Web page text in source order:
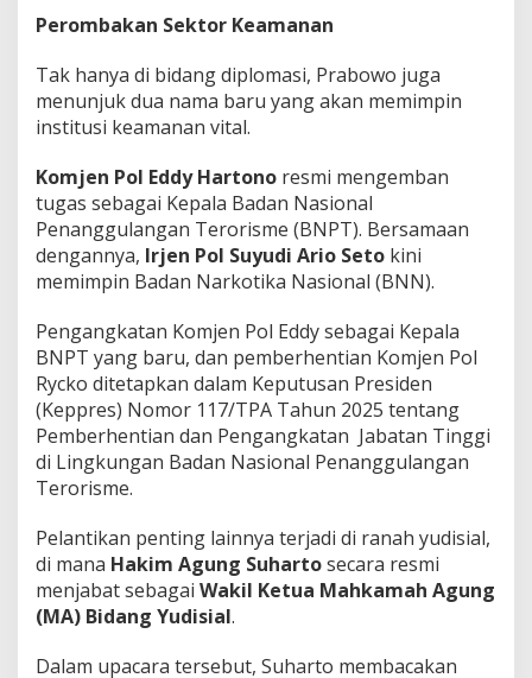
Perombakan Sektor Keamanan
Tak hanya di bidang diplomasi, Prabowo juga
menunjuk dua nama baru yang akan memimpin
institusi keamanan vital.
Komjen Pol Eddy Hartono resmi mengemban
tugas sebagai Kepala Badan Nasional
Penanggulangan Terorisme (BNPT). Bersamaan
dengannya, Irjen Pol Suyudi Ario Seto kini
memimpin Badan Narkotika Nasional (BNN).
Pengangkatan Komjen Pol Eddy sebagai Kepala
BNPT yang baru, dan pemberhentian Komjen Pol
Rycko ditetapkan dalam Keputusan Presiden
(Keppres) Nomor 117/TPA Tahun 2025 tentang
Pemberhentian dan Pengangkatan Jabatan Tinggi
di Lingkungan Badan Nasional Penanggulangan
Terorisme.
Pelantikan penting lainnya terjadi di ranah yudisial,
di mana Hakim Agung Suhartosecara resmi
menjabat sebagai Wakil Ketua Mahkamah Agung
(MA) Bidang Yudisial.
Dalam upacara tersebut, Suharto membacakan